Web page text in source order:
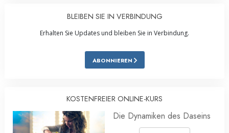
BLEIBEN SIE IN VERBINDUNG
Erhalten Sie Updates und bleiben Sie in Verbindung.
ABONNIEREN
KOSTENFREIER ONLINE-KURS
Die Dynamiken des Daseins